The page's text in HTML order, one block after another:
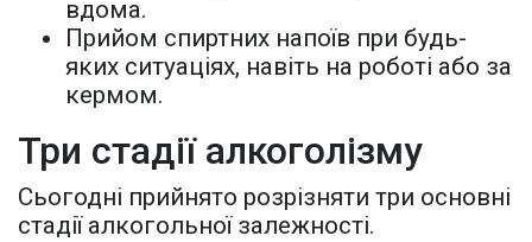
вдома.
Прийом спиртних напоїв при будь-
яких ситуаціях, навіть на роботі або за
кермом.
Три стадії алкоголізму
Сьогодні прийнято розрізняти три основні
стадії алкогольної залежності.